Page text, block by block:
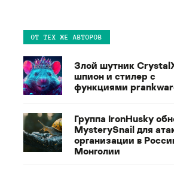
ОТ ТЕХ ЖЕ АВТОРОВ
Злой шутник
шпион и стилер с
функциями
Группа IronHusky
MysterySnail для
организации в
Монголии